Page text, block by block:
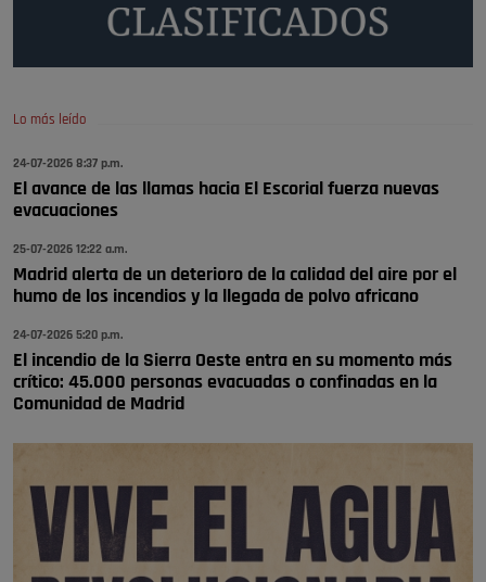
A ver si llega alguno que de verdad le importe la seguridad de Pozuelo
Pozuelo de Alarcón
Pozuelo de Alarcón
🔴 EXCLUSIVA | El comisario de la …
Lo más leído
24-07-2026 8:37 p.m.
El avance de las llamas hacia El Escorial fuerza nuevas
evacuaciones
25-07-2026 12:22 a.m.
Madrid alerta de un deterioro de la calidad del aire por el
humo de los incendios y la llegada de polvo africano
24-07-2026 5:20 p.m.
El incendio de la Sierra Oeste entra en su momento más
crítico: 45.000 personas evacuadas o confinadas en la
Comunidad de Madrid